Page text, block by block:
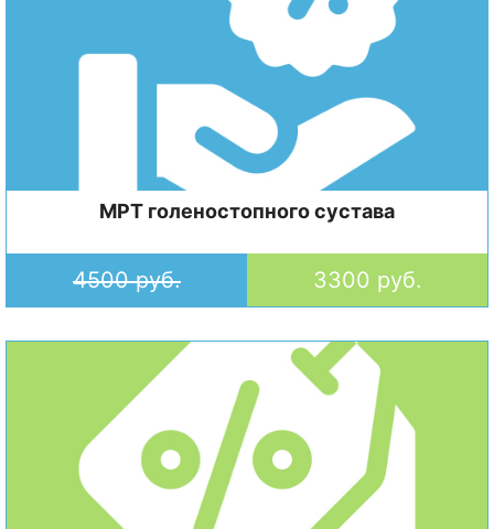
МРТ голеностопного сустава
4500 руб. 3300 руб.